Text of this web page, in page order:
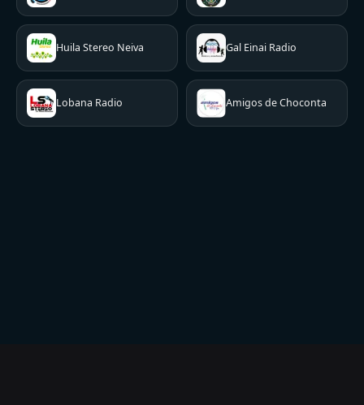
Huila Stereo Neiva Gal Einai Radio
Lobana Radio Amigos de Choconta